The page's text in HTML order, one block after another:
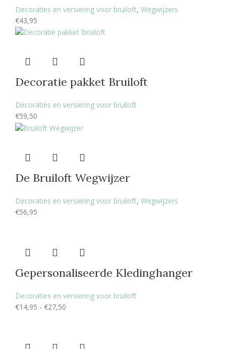
Decoraties en versiering voor bruiloft, Wegwijzers
€43,95
Decoratie pakket Bruiloft
Decoraties en versiering voor bruiloft
€59,50
De Bruiloft Wegwijzer
Decoraties en versiering voor bruiloft, Wegwijzers
€56,95
Gepersonaliseerde Kledinghanger
Decoraties en versiering voor bruiloft
€14,95 - €27,50